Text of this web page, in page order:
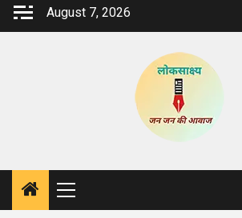
Skip
August 7, 2026
Primary
Menu